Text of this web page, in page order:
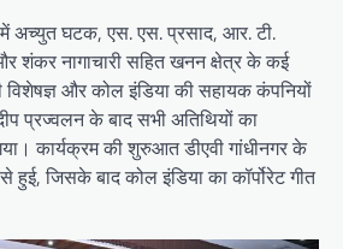
अच्युत घटक, एस. एस. प्रसाद, आर. टी.
शंकर नागाचारी सहित खनन क्षेत्र के कई
विशेषज्ञ और कोल इंडिया की सहायक कंपनियों
प्रज्वलन के बाद सभी अतिथियों का
कार्यक्रम की शुरुआत डीएवी गांधीनगर के
से हुई, जिसके बाद कोल इंडिया का कॉर्पोरेट गीत